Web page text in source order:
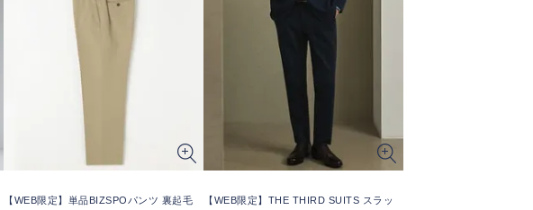
【WEB限定】単品BIZSPOパンツ 裏起毛
【WEB限定】THE THIRD SUITS スラッ